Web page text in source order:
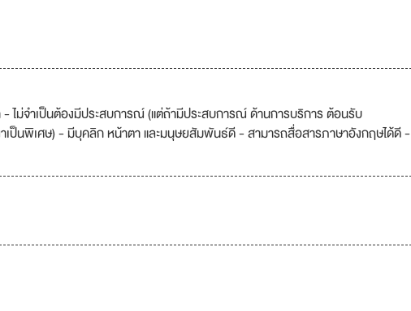
ม่จำเป็นต้องมีประสบการณ์ (แต่ถ้ามีประสบการณ์ ด้านการบริการ ต้อนรับ
เป็นพิเศษ) - มีบุคลิก หน้าตา และมนุษยสัมพันธ์ดี - สามารถสื่อสารภาษาอังกฤษได้ดี -